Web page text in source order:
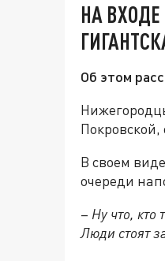
НА
Об этом
В своем
очереди
– Ну что, кто
Люди стоят